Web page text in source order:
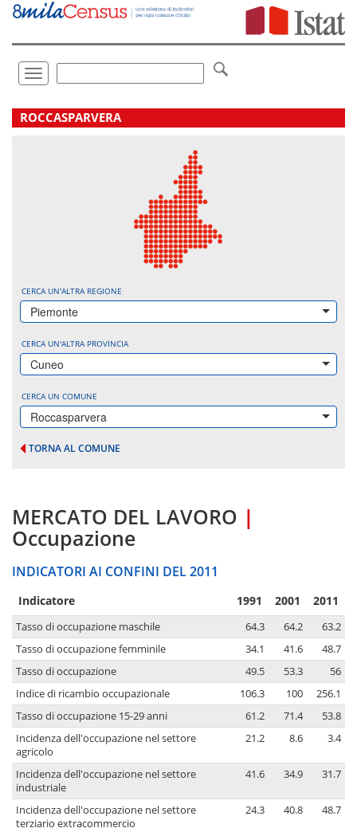
Vai
direttamente
Toggle
navigation
.
ROCCASPARVERA
CERCA UN'ALTRA REGIONE
Piemonte
CERCA UN'ALTRA PROVINCIA
Cuneo
CERCA UN COMUNE
Roccasparvera
TORNA AL COMUNE
MERCATO DEL LAVORO |
Occupazione
INDICATORI AI CONFINI DEL 2011
Indicatore 1991 2001 2011
Tasso di occupazione maschile 64.3 64.2
63.2
Tasso di occupazione femminile
34.1 41.6
48.7
Tasso di occupazione
49.5 53.3
56
Indice di ricambio occupazionale
106.3 100
256.1
Tasso di occupazione 15-29 anni
61.2 71.4
53.8
Incidenza dell'occupazione nel settore
agricolo
21.2 8.6 3.4
Incidenza dell'occupazione nel settore
industriale
41.6 34.9 31.7
Incidenza dell'occupazione nel settore
terziario extracommercio
24.3 40.8 48.7